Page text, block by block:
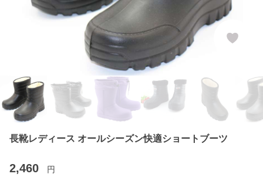
長靴レディース オールシーズン快適ショートブーツ
2,460 円